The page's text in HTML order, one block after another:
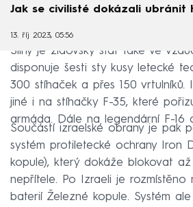
Jak se civilisté dokázali ubránit
13. říj 2023, 05:56
Silný je židovský stát také ve
disponuje šesti sty kusy letecké
300 stíhaček a přes 150 vrtulníků.
jiné i na stíhačky F-35, které
armáda. Dále na legendární F-16
Součástí izraelské obrany je pak
systém protiletecké ochrany Iron
kopule), který dokáže blokovat
nepřítele. Po Izraeli je rozmístěno
baterií Železné kopule. Systém